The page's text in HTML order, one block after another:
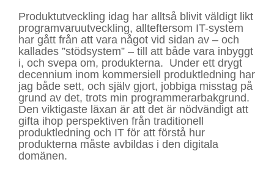
Produktutveckling idag har alltså blivit väldigt likt
programvaruutveckling, allteftersom IT-system
har gått från att vara något vid sidan av – och
kallades ”stödsystem” – till att både vara inbyggt
i, och svepa om, produkterna. Under ett drygt
decennium inom kommersiell produktledning har
jag både sett, och själv gjort, jobbiga misstag på
grund av det, trots min programmerarbakgrund.
Den viktigaste läxan är att det är nödvändigt att
gifta ihop perspektiven från traditionell
produktledning och IT för att förstå hur
produkterna måste avbildas i den digitala
domänen.